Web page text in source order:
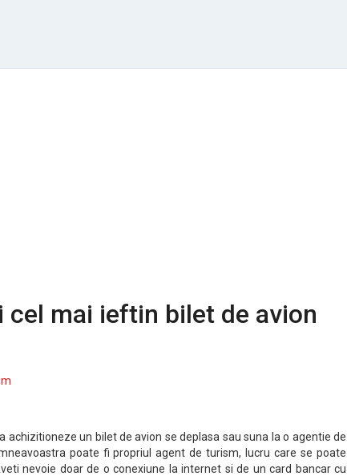
cel mai ieftin bilet de avion
achizitioneze un bilet de avion se deplasa sau suna la o agentie de
poate fi propriul agent de turism, lucru care se poate
nevoie doar de o conexiune la internet si de un card bancar cu